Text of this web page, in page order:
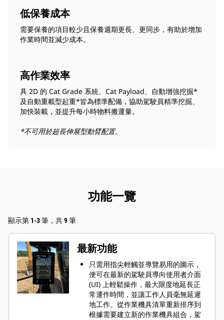
低保養成本
需要保養的項目較少且保養週期更長、更同步，有助於增加
作業時間並減少成本。
高作業效率
具 2D 的 Cat Grade 系統、Cat Payload、自動增強挖掘*
及自動重載型起重*皆為標準配備，協助駕駛員精準挖掘、
加快裝載，並提升每小時物料搬運量。
*不可用於超長伸展型動臂配置。
功能一覽
顯示第 1-3 筆，共 9 筆
最新功能
只需用指尖輕觸並導覽易用的圖示，
便可在最新的駕駛員導向使用者介面
(UI) 上輕鬆操作，最大限度地延長正
常運作時間，並讓工作人員毫無延遲
地工作。從作業機具清單重新排序到
根據需要建立新的作業機具組合，駕